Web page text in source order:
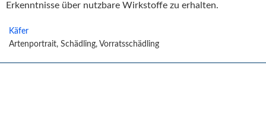
Erkenntnisse über nutzbare Wirkstoffe zu erhalten.
Käfer
Artenportrait, Schädling, Vorratsschädling